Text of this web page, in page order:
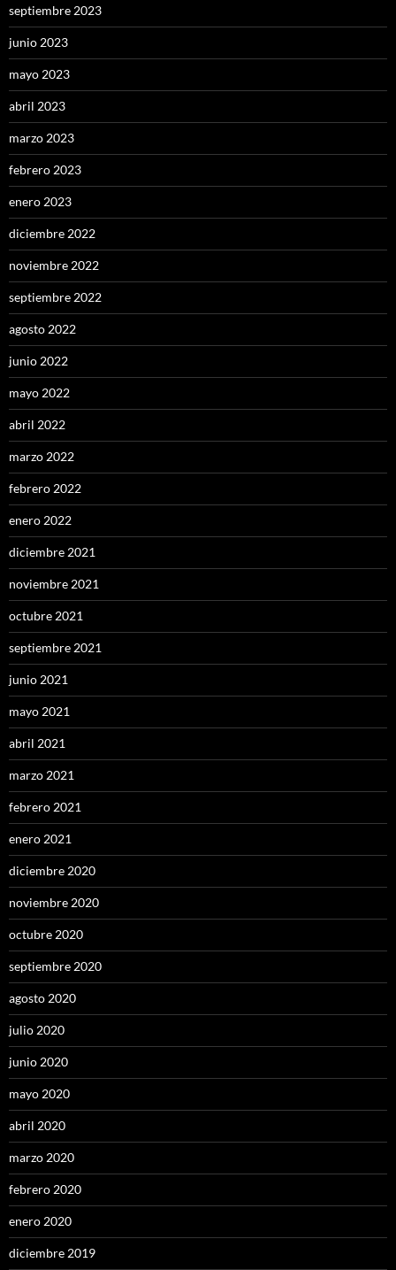
septiembre 2023
junio 2023
mayo 2023
abril 2023
marzo 2023
febrero 2023
enero 2023
diciembre 2022
noviembre 2022
septiembre 2022
agosto 2022
junio 2022
mayo 2022
abril 2022
marzo 2022
febrero 2022
enero 2022
diciembre 2021
noviembre 2021
octubre 2021
septiembre 2021
junio 2021
mayo 2021
abril 2021
marzo 2021
febrero 2021
enero 2021
diciembre 2020
noviembre 2020
octubre 2020
septiembre 2020
agosto 2020
julio 2020
junio 2020
mayo 2020
abril 2020
marzo 2020
febrero 2020
enero 2020
diciembre 2019